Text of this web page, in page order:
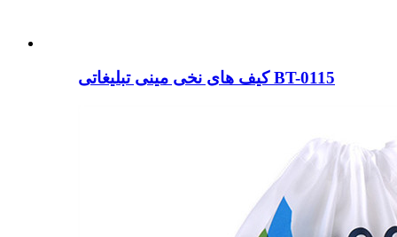
کیف های نخی مینی تبلیغاتی BT-0115